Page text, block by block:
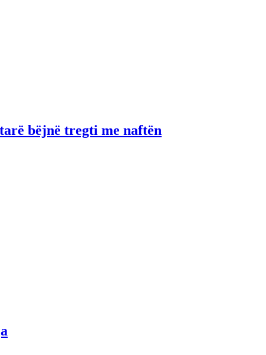
bëjnë tregti me naftën